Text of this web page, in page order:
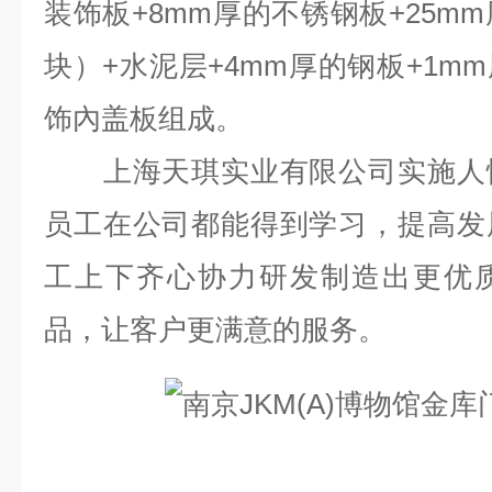
装饰板+8mm厚的不锈钢板+25mm
块） +水泥层+4mm厚的钢板+1mm
饰內盖板组成。
上海天琪实业有限公司实施人
员工在公司都能得到学习，提高
工上下齐心协力研发制造出更优
品，让客户更满意的服务。